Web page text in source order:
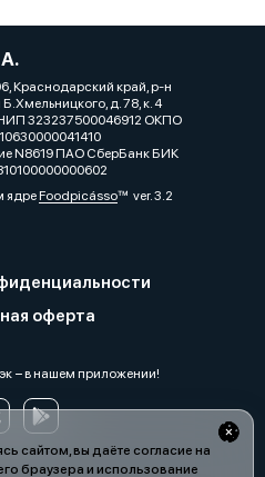
сайтом, вы даёте согласие на
браузера и использование
Краснодарский край, р-н
д. 78, к. 4
323237500046912 ОКПО
N8619 ПАО СберБанк БИК
ядреFoodpicássover. 3.2
оферта
− в нашем приложении!